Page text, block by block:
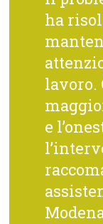
ha
lavoro.
e